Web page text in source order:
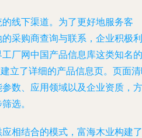
线下渠道。为了更好地服务客
采购商查询与联系，企业积极利
厂网中国产品信息库这类知名的
立了详细的产品信息页。页面
数、应用领域以及企业资质，方
选。
相结合的模式，富海木业构建了